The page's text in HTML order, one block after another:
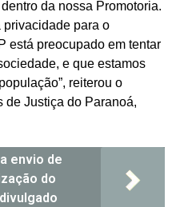
da nossa Promotoria.
privacidade para o
está preocupado em tentar
e que estamos
reiterou o
de Justiça do Paranoá,
envio de
do